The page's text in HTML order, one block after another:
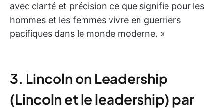
avec clarté et précision ce que signifie pour les
hommes et les femmes vivre en guerriers
pacifiques dans le monde moderne. »
3. Lincoln on Leadership
(Lincoln et le leadership) par